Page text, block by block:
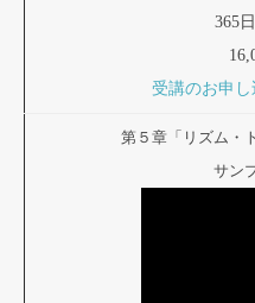
365
受講のお申し
第５章「リズム・
サン